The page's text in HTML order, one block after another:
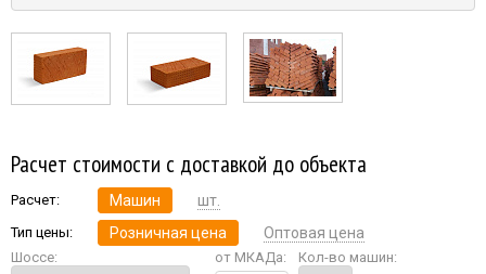
Расчет стоимости с доставкой до объекта
Расчет: Машин шт.
Тип цены: Розничная цена Оптовая цена
Шоссе: от МКАДа: Кол-во машин: